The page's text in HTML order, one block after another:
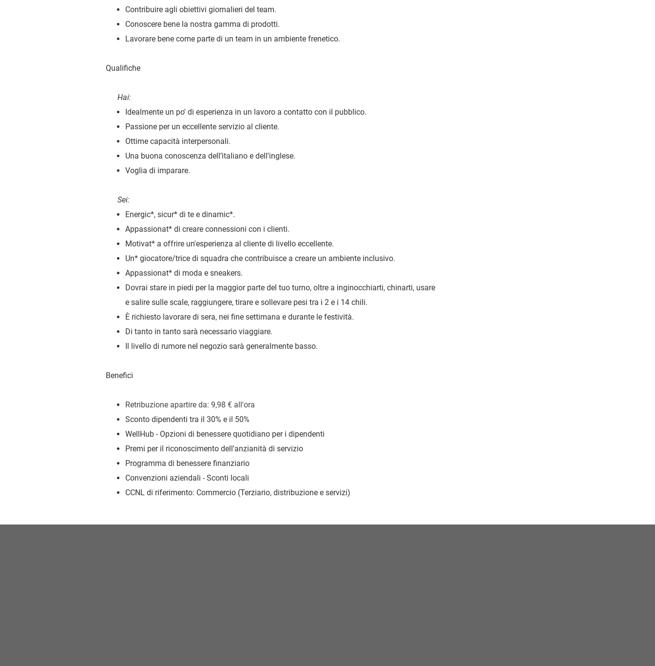
Contribuire agli obiettivi giornalieri del team.
Conoscere bene la nostra gamma di prodotti.
Lavorare bene come parte di un team in un ambiente frenetico.
Qualifiche
Hai:
Idealmente un po' di esperienza in un lavoro a contatto con il pubblico.
Passione per un eccellente servizio al cliente.
Ottime capacità interpersonali.
Una buona conoscenza dell’italiano e dell'inglese.
Voglia di imparare.
Sei:
Energic*, sicur* di te e dinamic*.
Appassionat* di creare connessioni con i clienti.
Motivat* a offrire un'esperienza al cliente di livello eccellente.
Un* giocatore/trice di squadra che contribuisce a creare un ambiente inclusivo.
Appassionat* di moda e sneakers.
Dovrai stare in piedi per la maggior parte del tuo turno, oltre a inginocchiarti, chinarti, usare
e salire sulle scale, raggiungere, tirare e sollevare pesi tra i 2 e i 14 chili.
È richiesto lavorare di sera, nei fine settimana e durante le festività.
Di tanto in tanto sarà necessario viaggiare.
Il livello di rumore nel negozio sarà generalmente basso.
Benefici
Retribuzione apartire da: 9,98 € all'ora
Sconto dipendenti tra il 30% e il 50%
WellHub - Opzioni di benessere quotidiano per i dipendenti
Premi per il riconoscimento dell'anzianità di servizio
Programma di benessere finanziario
Convenzioni aziendali - Sconti locali
CCNL di riferimento: Commercio (Terziario, distribuzione e servizi)